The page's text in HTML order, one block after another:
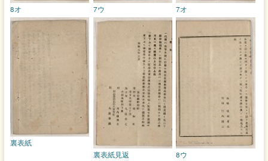
7オ
7ウ
8オ
8ウ
裏表紙見返
裏表紙